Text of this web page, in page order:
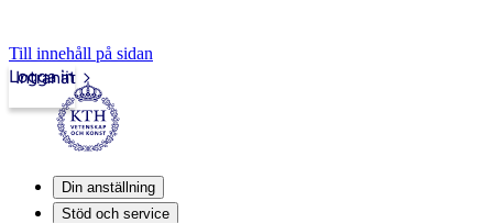
Till innehåll på sidan
Intranät
Logga in
Din anställning
Stöd och service